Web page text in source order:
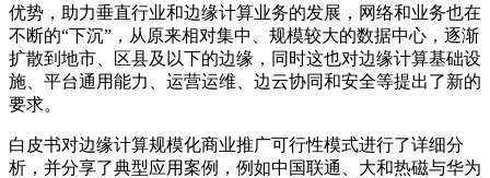
优势，助力垂直行业和边缘计算业务的发展，网络和业务也在
不断的“下沉”，从原来相对集中、规模较大的数据中心，逐渐
扩散到地市、区县及以下的边缘，同时这也对边缘计算基础设
施、平台通用能力、运营运维、边云协同和安全等提出了新的
要求。
白皮书对边缘计算规模化商业推广可行性模式进行了详细分
析，并分享了典型应用案例，例如中国联通、大和热磁与华为